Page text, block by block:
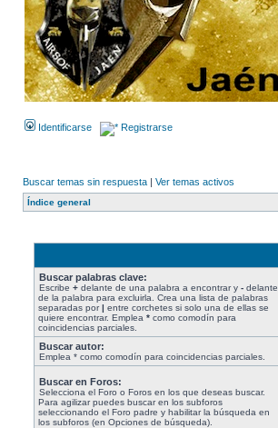
Identificarse Registrarse
Buscar temas sin respuesta | Ver temas activos
Índice general
Buscar palabras clave:
Escribe + delante de una palabra a encontrar y - delante
de la palabra para excluirla. Crea una lista de palabras
separadas por| entre corchetes si solo una de ellas se
quiere encontrar. Emplea * como comodín para
coincidencias parciales.
Buscar autor:
Emplea * como comodín para coincidencias parciales.
Buscar en Foros:
Selecciona el Foro o Foros en los que deseas buscar.
Para agilizar puedes buscar en los subforos
seleccionando el Foro padre y habilitar la búsqueda en
los subforos (en Opciones de búsqueda).